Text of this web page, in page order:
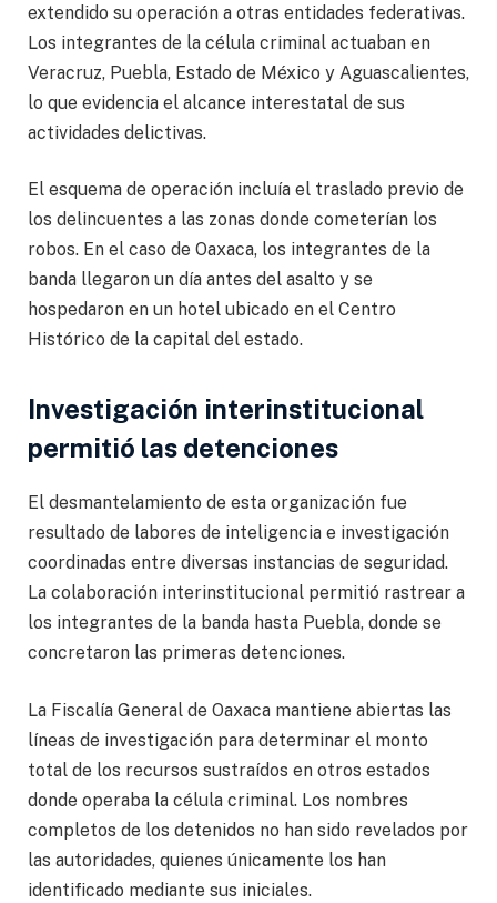
extendido su operación a otras entidades federativas.
Los integrantes de la célula criminal actuaban en
Veracruz, Puebla, Estado de México y Aguascalientes,
lo que evidencia el alcance interestatal de sus
actividades delictivas.
El esquema de operación incluía el traslado previo de
los delincuentes a las zonas donde cometerían los
robos. En el caso de Oaxaca, los integrantes de la
banda llegaron un día antes del asalto y se
hospedaron en un hotel ubicado en el Centro
Histórico de la capital del estado.
Investigación interinstitucional
permitió las detenciones
El desmantelamiento de esta organización fue
resultado de labores de inteligencia e investigación
coordinadas entre diversas instancias de seguridad.
La colaboración interinstitucional permitió rastrear a
los integrantes de la banda hasta Puebla, donde se
concretaron las primeras detenciones.
La Fiscalía General de Oaxaca mantiene abiertas las
líneas de investigación para determinar el monto
total de los recursos sustraídos en otros estados
donde operaba la célula criminal. Los nombres
completos de los detenidos no han sido revelados por
las autoridades, quienes únicamente los han
identificado mediante sus iniciales.